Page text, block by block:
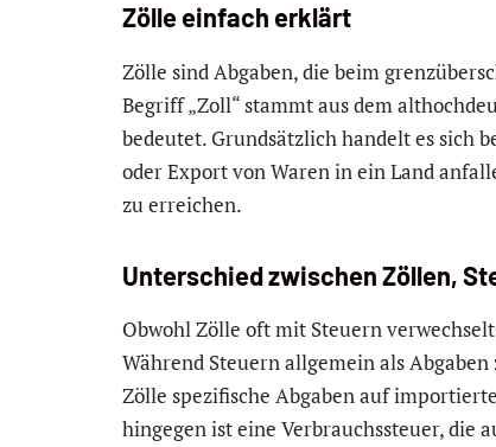
Zölle einfach erklärt
Zölle sind Abgaben, die beim
Begriff „Zoll“ stammt aus dem
bedeutet. Grundsätzlich handelt es sich
oder Export von Waren in ein Land
zu erreichen.
Unterschied zwischen Zöllen,
Obwohl Zölle oft mit Steuern
Während Steuern allgemein als
Zölle spezifische Abgaben auf
hingegen ist eine Verbrauchssteuer, die